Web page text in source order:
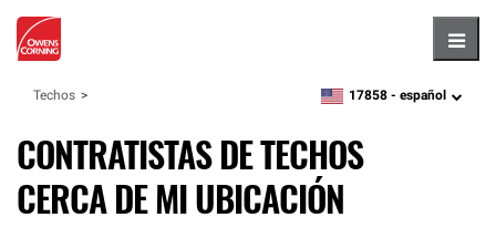
Techos zipcode,language
17858 - español
CONTRATISTAS DE TECHOS
CERCA DE MI UBICACIÓN